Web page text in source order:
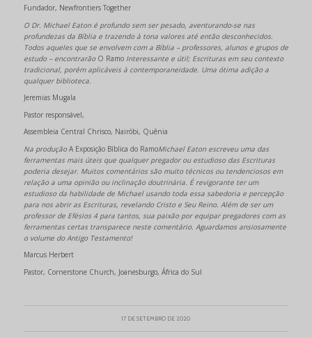
Fundador, Newfrontiers Together
O Dr. Michael Eaton é profundo sem ser pesado, aventurando-se nas
profundezas da Bíblia e trazendo à tona valores até então desconhecidos.
Todos aqueles que se envolvem com a Bíblia – professores, alunos e grupos de
estudo – encontrarão O RamoInteressante e útil; Escrituras em seu contexto
tradicional, porém aplicáveis à contemporaneidade. Uma ótima adição a
qualquer biblioteca.
Jeremias Mugala
Pastor responsável,
Assembleia Central Chrisco, Nairóbi, Quênia
Na produçãoA Exposição Bíblica do RamoMichael Eaton escreveu uma das
ferramentas mais úteis que qualquer pregador ou estudioso das Escrituras
poderia desejar. Muitos comentários são muito técnicos ou tendenciosos em
relação a uma opinião ou inclinação doutrinária. É revigorante ter um
estudioso da habilidade de Michael usando toda essa sabedoria e percepção
para nos abrir as Escrituras, revelando Cristo e Seu Reino. Além de ser um
professor de Efésios 4 para tantos, sua paixão por equipar pregadores com as
ferramentas certas transparece neste comentário. Aguardamos ansiosamente
o volume do Antigo Testamento!
Marcus Herbert
Pastor, Cornerstone Church, Joanesburgo, África do Sul
17 DE SETEMBRO DE 2020